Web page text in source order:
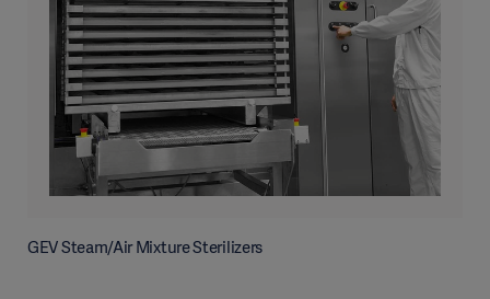
GEV Steam/Air Mixture Sterilizers